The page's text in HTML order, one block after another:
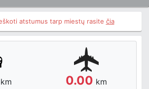
atstumus tarp miestų rasite čia
km 0.00 km